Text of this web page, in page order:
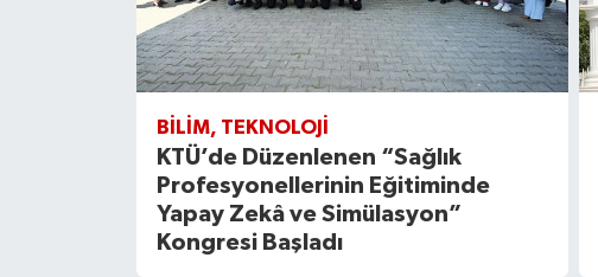
BILIM, TEKNOLOJI
KTÜ’de Düzenlenen “Sağlık
Profesyonellerinin Eğitiminde
Yapay Zekâ ve Simülasyon”
Kongresi Başladı